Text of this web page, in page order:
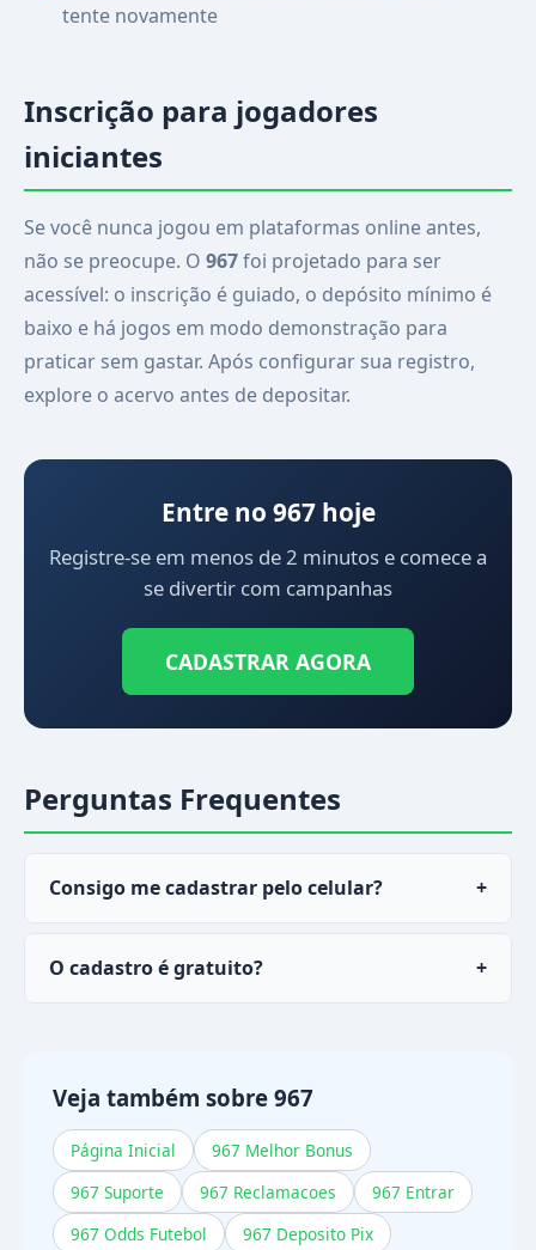
tente novamente
Inscrição para jogadores
iniciantes
Se você nunca jogou em plataformas online antes,
não se preocupe. O 967foi projetado para ser
acessível: o inscrição é guiado, o depósito mínimo é
baixo e há jogos em modo demonstração para
praticar sem gastar. Após configurar sua registro,
explore o acervo antes de depositar.
Entre no 967 hoje
Registre-se em menos de 2 minutos e comece a
se divertir com campanhas
CADASTRAR AGORA
Perguntas Frequentes
Consigo me cadastrar pelo celular?
+
navegador do celular ou pelo app oficial do
967.
O cadastro é gratuito?
+
quiser começar a jogar a se divertir.
Veja também sobre 967
Página Inicial
967 Melhor Bonus
967 Suporte
967 Reclamacoes
967 Entrar
967 Odds Futebol
967 Deposito Pix